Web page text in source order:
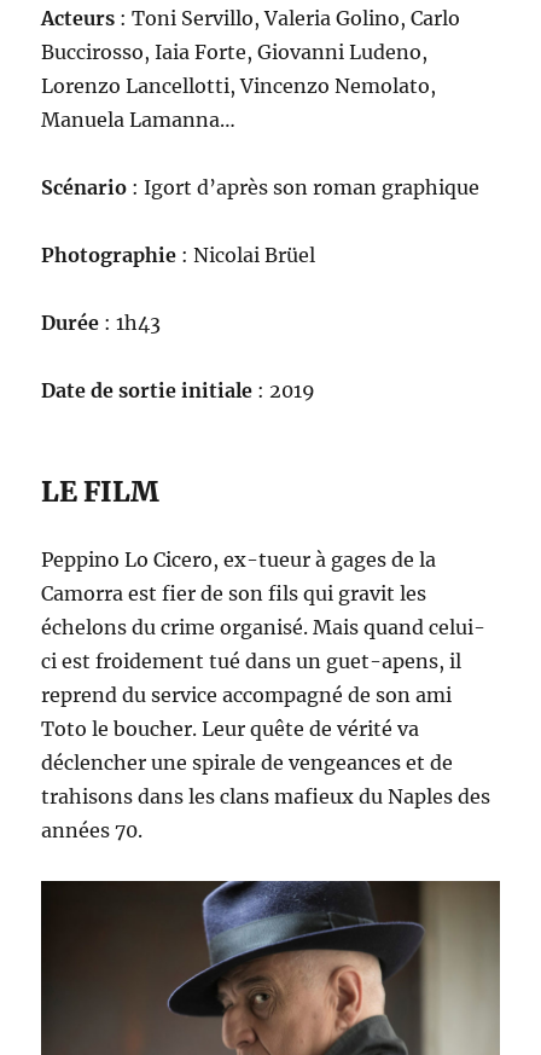
Acteurs : Toni Servillo, Valeria Golino, Carlo
Buccirosso, Iaia Forte, Giovanni Ludeno,
Lorenzo Lancellotti, Vincenzo Nemolato,
Manuela Lamanna…
Scénario : Igort d’après son roman graphique
Photographie : Nicolai Brüel
Durée : 1h43
Date de sortie initiale : 2019
LE FILM
Peppino Lo Cicero, ex-tueur à gages de la
Camorra est fier de son fils qui gravit les
échelons du crime organisé. Mais quand celui-
ci est froidement tué dans un guet-apens, il
reprend du service accompagné de son ami
Toto le boucher. Leur quête de vérité va
déclencher une spirale de vengeances et de
trahisons dans les clans mafieux du Naples des
années 70.